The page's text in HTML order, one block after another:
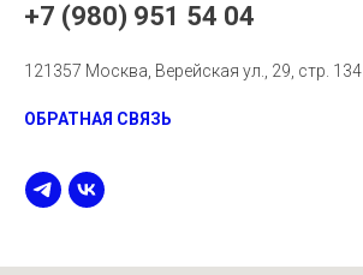
+7 (980) 951 54 04
121357 Москва, Верейская ул., 29, стр. 134
ОБРАТНАЯ СВЯЗЬ